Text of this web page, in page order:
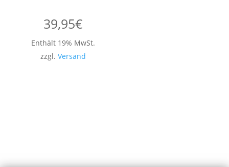
39,95€
Enthält 19% MwSt.
zzgl.Versand